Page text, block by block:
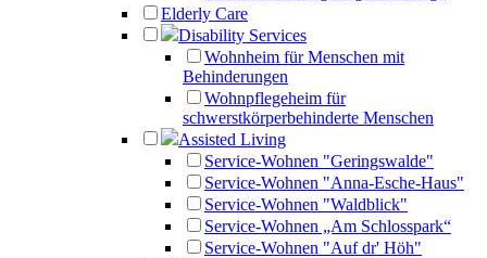
Elderly Care
Disability Services
Wohnheim für Menschen mit
Behinderungen
Wohnpflegeheim für
schwerstkörperbehinderte Menschen
Assisted Living
Service-Wohnen "Geringswalde"
Service-Wohnen "Anna-Esche-Haus"
Service-Wohnen "Waldblick"
Service-Wohnen „Am Schlosspark“
Service-Wohnen "Auf dr' Höh"